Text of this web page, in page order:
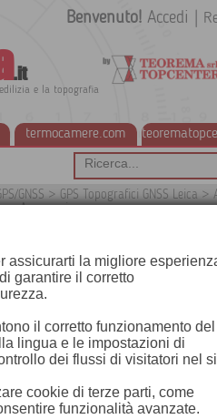
.it
e la topografia
termocamere.com
Benvenuto! Accedi
GNSS > GPS Topografici GNSS Leica >
e Accessori
assicurarti la migliore
garantire il corretto
il corretto funzionamento del
lingua e le impostazioni di
dei flussi di visitatori nel
cookie di terze parti, come
funzionalità avanzate.